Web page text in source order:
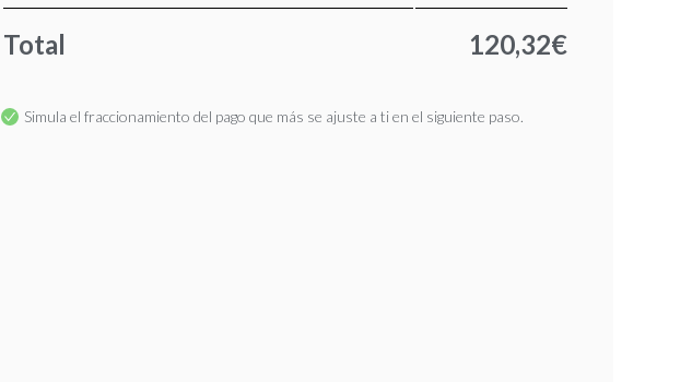
Total 120,32€
Simula el fraccionamiento del pago que más se ajuste a ti en el siguiente paso.